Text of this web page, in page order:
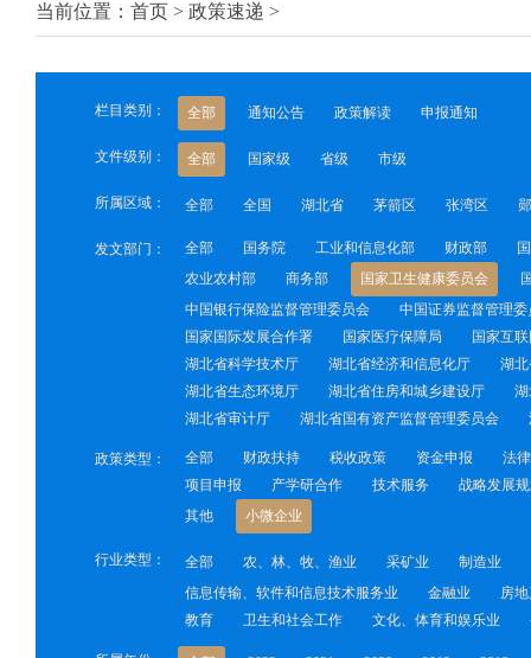
当前位置：首页 > 政策速递 >
栏目类别： 全部 通知公告 政策解读 申报通知
文件级别： 全部 国家级 省级 市级
所属区域： 全部 全国 湖北省 茅箭区 张湾区
发文部门： 全部 国务院 工业和信息化部 财政部
农业农村部
商务部 国家卫生健康委员会
中国银行保险监督管理委员会
中国证券监督管理委
国家国际发展合作署
国家医疗保障局
国家互
湖北省科学技术厅
湖北省经济和信息化厅
湖
湖北省生态环境厅
湖北省住房和城乡建设厅
湖北省审计厅
湖北省国有资产监督管理委员会
政策类型： 全部 财政扶持 税收政策 资金申报
法
项目申报
产学研合作 技术服务
战略发展
其他
小微企业
行业类型： 全部 农、林、牧、渔业 采矿业
制造业
信息传输、软件和信息技术服务业
金融业
房
教育
卫生和社会工作 文化、体育和娱乐业